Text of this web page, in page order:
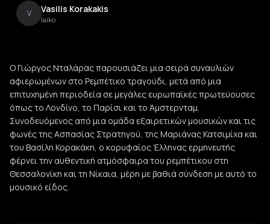
V Vasilis Korakakis
laïko
Ο Γιώργος Νταλάρας παρουσιάζει μια σειρά συναυλιών
αφιερωμένων στο Ρεμπέτικο τραγούδι, μετά από μια
επιτυχημένη περιοδεία σε μεγάλες ευρωπαϊκές πρωτεύουσες
όπως το Λονδίνο, το Παρίσι και το Άμστερνταμ.
Συνοδευόμενος από μια ομάδα εξαιρετικών μουσικών και τις
φωνές της Ασπασίας Στρατηγού, της Μαριάνας Κατσιμίχα και
του Βασίλη Κορακάκη, ο κορυφαίος Έλληνας ερμηνευτής
φέρνει την αυθεντική ατμόσφαιρα του ρεμπέτικου στη
Θεσσαλονίκη και τη Νίκαια, μέρη με βαθιά σύνδεση με αυτό το
μουσικό είδος.